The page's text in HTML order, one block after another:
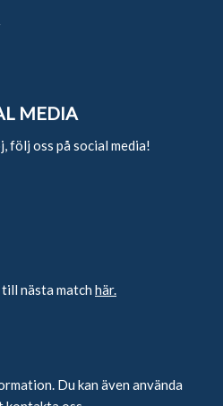
MEDIA
följ oss på social media!
nästa match här.
Du kan även använda